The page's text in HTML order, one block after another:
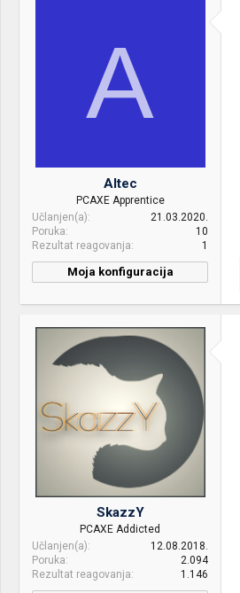
A
Altec
PCAXE Apprentice
Učlanjen(a)
21.03.2020.
Poruka
10
Rezultat reagovanja
1
Moja konfiguracija
SkazzY
PCAXE Addicted
Učlanjen(a)
12.08.2018.
Poruka
2.094
Rezultat reagovanja
1.146